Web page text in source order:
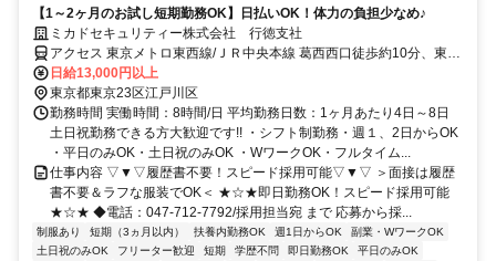
【1～2ヶ月のお試し短期勤務OK】日払いOK！体力の負担少なめ♪
ミカドセキュリティー株式会社 行徳支社
アクセス 東京メトロ東西線/ＪＲ中央本線 葛西西口徒歩約10分、東京
メトロ東西線/東葉高速線 西葛西北口徒歩約12分、都営新宿線 船堀南
口徒歩約33分
日給13,000円以上
東京都東京23区江戸川区
勤務時間 実働時間：8時間/日 平均勤務日数：1ヶ月あたり4日～8日
土日祝勤務できる方大歓迎です!! ・シフト制勤務・週１、2日からOK
・平日のみOK・土日祝のみOK ・WワークOK・フルタイム...
仕事内容 ▽▼▽履歴書不要！スピード採用可能▽▼▽ ＞面接は履歴
書不要＆ラフな服装でOK＜ ★☆★即日勤務OK！スピード採用可能
★☆★ ◆電話：047-712-7792/採用担当宛 まで 応募から採...
制服あり 短期（3ヵ月以内） 扶養内勤務OK 週1日からOK
副業・WワークOK
土日祝のみOK
フリーター歓迎 短期 学歴不問 即日勤務OK
平日のみOK